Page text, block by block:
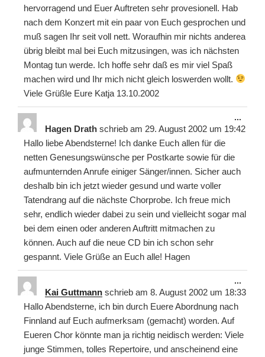
hervorragend und Euer Auftreten sehr provesionell. Hab
nach dem Konzert mit ein paar von Euch gesprochen und
muß sagen Ihr seit voll nett. Woraufhin mir nichts anderea
übrig bleibt mal bei Euch mitzusingen, was ich nächsten
Montag tun werde. Ich hoffe sehr daß es mir viel Spaß
machen wird und Ihr mich nicht gleich loswerden wollt.
Viele Grüßle Eure Katja 13.10.2002
Hagen Drath schrieb am 29. August 2002 um 19:42
Hallo liebe Abendsterne! Ich danke Euch allen für die
netten Genesungswünsche per Postkarte sowie für die
aufmunternden Anrufe einiger Sänger/innen. Sicher auch
deshalb bin ich jetzt wieder gesund und warte voller
Tatendrang auf die nächste Chorprobe. Ich freue mich
sehr, endlich wieder dabei zu sein und vielleicht sogar mal
bei dem einen oder anderen Auftritt mitmachen zu
können. Auch auf die neue CD bin ich schon sehr
gespannt. Viele Grüße an Euch alle! Hagen
...
ein-/
Kai Guttmann schrieb am 8. August 2002 um 18:33
Hallo Abendsterne, ich bin durch Euere Abordnung nach
Finnland auf Euch aufmerksam (gemacht) worden. Auf
Eueren Chor könnte man ja richtig neidisch werden: Viele
junge Stimmen, tolles Repertoire, und anscheinend eine
...
ein-/